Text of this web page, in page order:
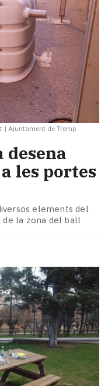
| Ajuntament de Tremp
les portes
elements del
la zona del ball